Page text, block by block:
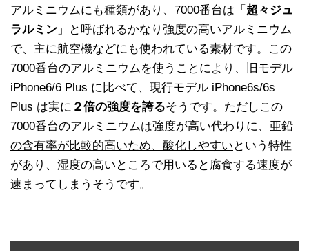
アルミニウムにも種類があり、7000番台は「 超々ジュ
ラルミン 」と呼ばれるかなり強度の高いアルミニウム
で、主に航空機などにも使われている素材です。この
7000番台のアルミニウムを使うことにより、旧モデル
iPhone6/6 Plus に比べて、現行モデル iPhone6s/6s
Plus は実に ２倍の強度を誇るそうです。ただしこの
7000番台のアルミニウムは強度が高い代わりに、亜鉛
の含有率が比較的高いため、酸化しやすい という特性
があり、湿度の高いところで用いると腐食する速度が
速まってしまうそうです。